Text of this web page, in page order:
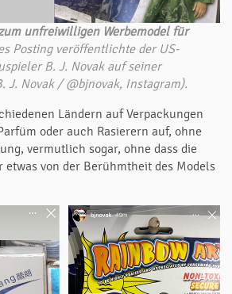
unfreiwilligen Werbemodel für
Posting veröffentlichte der US-
B. J. Novak auf seiner
J. Novak / @bjnovak, Instagram).
Ländern auf Verpackungen
oder auch Rasierern auf, ohne
vermutlich sogar, ohne dass die
etwas von der Berühmtheit des Models